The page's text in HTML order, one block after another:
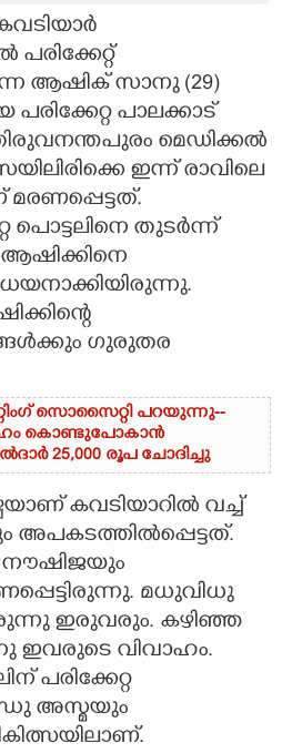
ആഷിക് സാനു (29)
പാലക്കാട്
മെഡിക്കൽ
ഇന്ന് രാവിലെ
പൊട്ടലിനെ തുടർന്ന്
ഗുരുതര
സൊസൈറ്റി പറയുന്നു--
കൊണ്ടുപോകാൻ
25,000 രൂപ ചോദിച്ചു
കവടിയാറിൽ വച്ച്
അപകടത്തിൽപ്പെട്ടത്.
നൗഷിജയും
മധുവിധു
ഇരുവരും. കഴിഞ്ഞ
ഇവരുടെ വിവാഹം.
പരിക്കേറ്റ
അസ്മയും